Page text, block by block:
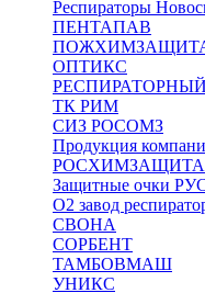
Респираторы
ПЕНТАПАВ
ОПТИКС
ТК РИМ
СИЗ РОСОМЗ
Продукция
РОСХИМЗАЩИТА
Защитные очки
О2 завод
СВОНА
СОРБЕНТ
ТАМБОВМАШ
УНИКС